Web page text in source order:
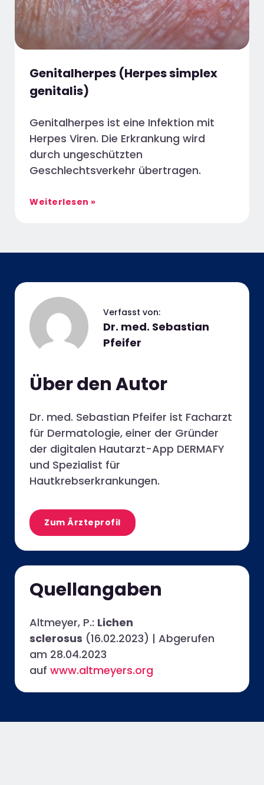
Genitalherpes (Herpes simplex
genitalis)
Genitalherpes ist eine Infektion mit
Herpes Viren. Die Erkrankung wird
durch ungeschützten
Geschlechtsverkehr übertragen.
Weiterlesen »
Dr. med. Sebastian
Pfeifer
Über den Autor
Dr. med. Sebastian Pfeifer ist Facharzt
für Dermatologie, einer der Gründer
der digitalen Hautarzt-App DERMAFY
und Spezialist für
Hautkrebserkrankungen.
Zum Ärzteprofil
Quellangaben
Altmeyer, P.: Lichen
sclerosus (16.02.2023) | Abgerufen
am 28.04.2023
auf www.altmeyers.org